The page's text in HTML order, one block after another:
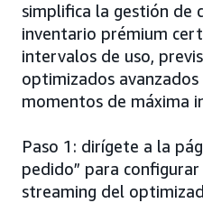
simplifica la gestión de
inventario prémium
intervalos de uso,
optimizados
momentos de máxima
Paso 1: dirígete a la
pedido” para
streaming del